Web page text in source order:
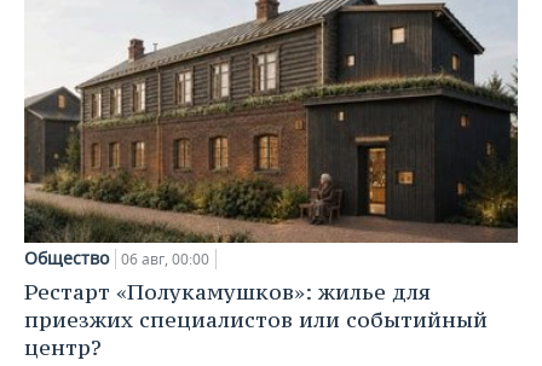
Общество 06 авг, 00:00
Рестарт «Полукамушков»: жилье для
приезжих специалистов или событийный
центр?